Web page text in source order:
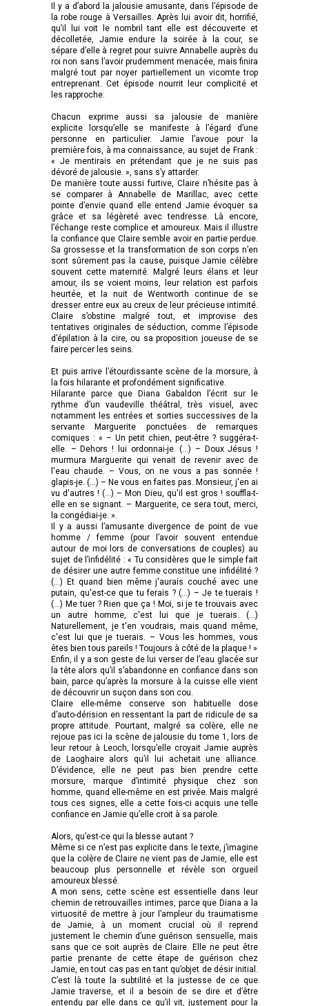
Il y a d’abord la jalousie amusante, dans l’épisode de
la robe rouge à Versailles. Après lui avoir dit, horrifié,
qu’il lui voit le nombril tant elle est découverte et
décolletée, Jamie endure la soirée à la cour, se
sépare d’elle à regret pour suivre Annabelle auprès du
roi non sans l’avoir prudemment menacée, mais finira
malgré tout par noyer partiellement un vicomte trop
entreprenant. Cet épisode nourrit leur complicité et
les rapproche.
Chacun exprime aussi sa jalousie de manière
explicite lorsqu’elle se manifeste à l’égard d’une
personne en particulier. Jamie l’avoue pour la
première fois, à ma connaissance, au sujet de Frank :
« Je mentirais en prétendant que je ne suis pas
dévoré de jalousie. », sans s’y attarder.
De manière toute aussi furtive, Claire n’hésite pas à
se comparer à Annabelle de Marillac, avec cette
pointe d’envie quand elle entend Jamie évoquer sa
grâce et sa légèreté avec tendresse. Là encore,
l’échange reste complice et amoureux. Mais il illustre
la confiance que Claire semble avoir en partie perdue.
Sa grossesse et la transformation de son corps n’en
sont sûrement pas la cause, puisque Jamie célèbre
souvent cette maternité. Malgré leurs élans et leur
amour, ils se voient moins, leur relation est parfois
heurtée, et la nuit de Wentworth continue de se
dresser entre eux au creux de leur précieuse intimité.
Claire s’obstine malgré tout, et improvise des
tentatives originales de séduction, comme l’épisode
d’épilation à la cire, ou sa proposition joueuse de se
faire percer les seins.
Et puis arrive l’étourdissante scène de la morsure, à
la fois hilarante et profondément significative.
Hilarante parce que Diana Gabaldon l’écrit sur le
rythme d’un vaudeville théâtral, très visuel, avec
notamment les entrées et sorties successives de la
servante Marguerite ponctuées de remarques
comiques : « – Un petit chien, peut-être ? suggéra-t-
elle. – Dehors ! lui ordonnai-je. (…) – Doux Jésus !
murmura Marguerite qui venait de revenir avec de
l'eau chaude. – Vous, on ne vous a pas sonnée !
glapis-je. (…) – Ne vous en faites pas. Monsieur, j'en ai
vu d'autres ! (…) – Mon Dieu, qu'il est gros ! souffla-t-
elle en se signant. – Marguerite, ce sera tout, merci,
la congédiai-je. ».
Il y a aussi l’amusante divergence de point de vue
homme / femme (pour l’avoir souvent entendue
autour de moi lors de conversations de couples) au
sujet de l’infidélité : « Tu considères que le simple fait
de désirer une autre femme constitue une infidélité ?
(…) Et quand bien même j'aurais couché avec une
putain, qu'est-ce que tu ferais ? (…) – Je te tuerais !
(…) Me tuer ? Rien que ça ! Moi, si je te trouvais avec
un autre homme, c'est lui que je tuerais. (…)
Naturellement, je t'en voudrais, mais quand même,
c'est lui que je tuerais. – Vous les hommes, vous
êtes bien tous pareils ! Toujours à côté de la plaque ! »
Enfin, il y a son geste de lui verser de l’eau glacée sur
la tête alors qu’il s’abandonne en confiance dans son
bain, parce qu’après la morsure à la cuisse elle vient
de découvrir un suçon dans son cou.
Claire elle-même conserve son habituelle dose
d’auto-dérision en ressentant la part de ridicule de sa
propre attitude. Pourtant, malgré sa colère, elle ne
rejoue pas ici la scène de jalousie du tome 1, lors de
leur retour à Leoch, lorsqu’elle croyait Jamie auprès
de Laoghaire alors qu’il lui achetait une alliance.
D’évidence, elle ne peut pas bien prendre cette
morsure, marque d’intimité physique chez son
homme, quand elle-même en est privée. Mais malgré
tous ces signes, elle a cette fois-ci acquis une telle
confiance en Jamie qu’elle croit à sa parole.
Alors, qu’est-ce qui la blesse autant ?
Même si ce n’est pas explicite dans le texte, j’imagine
que la colère de Claire ne vient pas de Jamie, elle est
beaucoup plus personnelle et révèle son orgueil
amoureux blessé.
A mon sens, cette scène est essentielle dans leur
chemin de retrouvailles intimes, parce que Diana a la
virtuosité de mettre à jour l’ampleur du traumatisme
de Jamie, à un moment crucial où il reprend
justement le chemin d’une guérison sensuelle, mais
sans que ce soit auprès de Claire. Elle ne peut être
partie prenante de cette étape de guérison chez
Jamie, en tout cas pas en tant qu’objet de désir initial.
C’est là toute la subtilité et la justesse de ce que
Jamie traverse, et il a besoin de se dire et d’être
entendu par elle dans ce qu’il vit, justement pour la